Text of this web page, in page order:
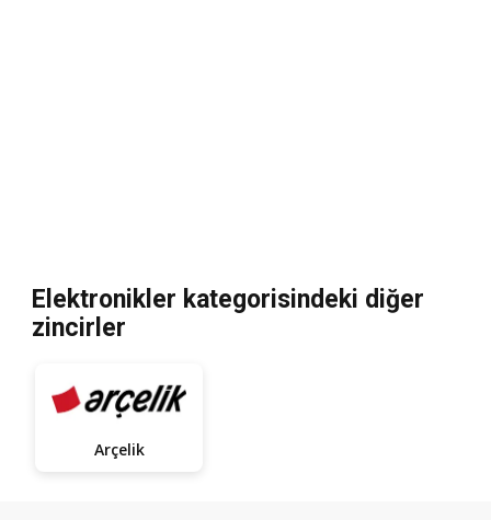
Elektronikler kategorisindeki diğer
zincirler
Arçelik